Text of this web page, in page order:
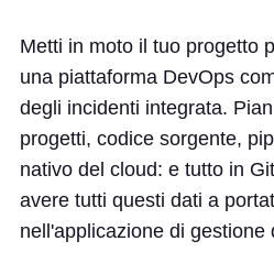
Metti in moto il tuo progetto
una piattaforma DevOps
degli incidenti integrata.
progetti, codice sorgente,
nativo del cloud: e tutto in
avere tutti questi dati a
nell'applicazione di gestione